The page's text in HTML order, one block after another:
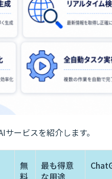
ービスを紹介します。
無
料
最も得意
な用途